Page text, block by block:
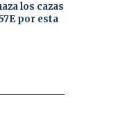
los cazas
por esta